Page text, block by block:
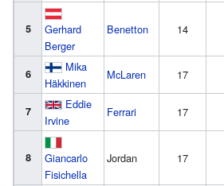
5
Gerhard
Berger
Benetton 14
6
Mika
Häkkinen
McLaren 17
7
Eddie
Irvine
Ferrari 17
8
Giancarlo
Fisichella
Jordan 17